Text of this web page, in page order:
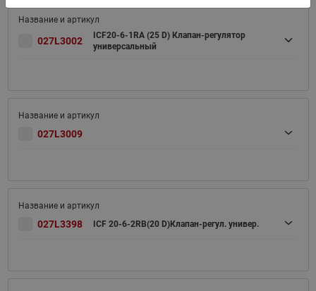
027L3002
ICF20-6-1RA (25 D) Клапан-регулятор
универсальный
027L3009
027L3398 ICF 20-6-2RB(20 D)Клапан-регул. универ.